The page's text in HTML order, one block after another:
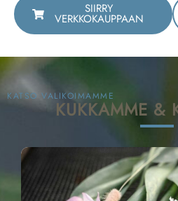
SIIRRY
VERKKOKAUPPAAN
KATSO VALIKOIMAMME
KUKKAMME &